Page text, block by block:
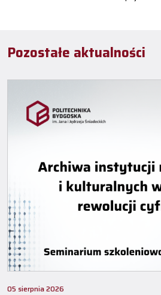
Pozostałe aktualności
05 sierpnia 2026